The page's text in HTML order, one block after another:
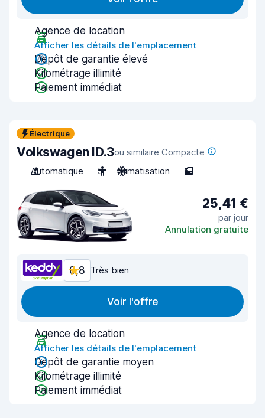
Agence de location
Afficher les détails de l'emplacement
Dépôt de garantie élevé
Kilométrage illimité
Paiement immédiat
Électrique
Volkswagen ID.3ou similaire Compacte
Automatique
5 Climatisation 5
25,41 €
par jour
Annulation gratuite
8,8 Très bien
Voir l'offre
Agence de location
Afficher les détails de l'emplacement
Dépôt de garantie moyen
Kilométrage illimité
Paiement immédiat